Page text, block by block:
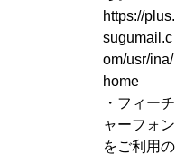
https://plus.
sugumail.c
om/usr/ina/
home
・フィーチ
ャーフォン
をご利用の